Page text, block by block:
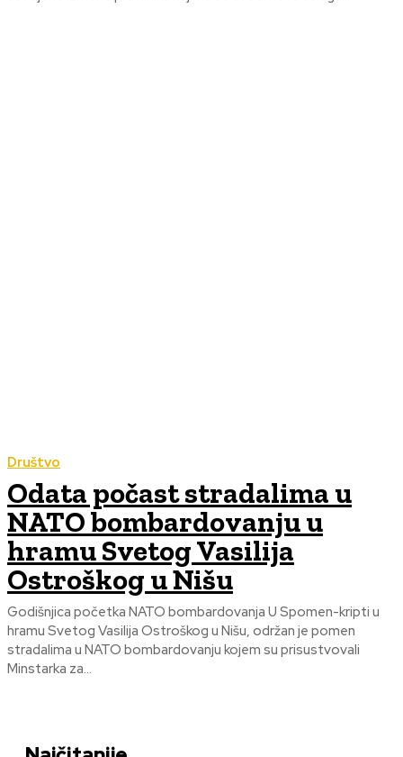
Društvo
Odata počast stradalima u
NATO bombardovanju u
hramu Svetog Vasilija
Ostroškog u Nišu
Godišnjica početka NATO bombardovanja U Spomen-kripti u
hramu Svetog Vasilija Ostroškog u Nišu, održan je pomen
stradalima u NATO bombardovanju kojem su prisustvovali
Minstarka za...